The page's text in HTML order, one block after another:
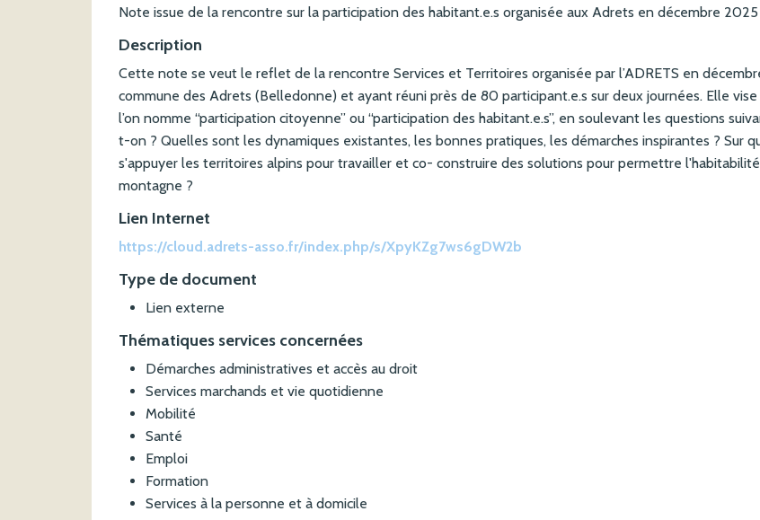
Note issue de la rencontre sur la participation des habitant.e.s organisée aux Adrets en décembre 2025
Description
Cette note se veut le reflet de la rencontre Services et Territoires organisée par l’ADRETS en
commune des Adrets (Belledonne) et ayant réuni près de 80 participant.e.s sur deux journées. Elle
l’on nomme “participation citoyenne” ou “participation des habitant.e.s”, en soulevant les questions
t-on ? Quelles sont les dynamiques existantes, les bonnes pratiques, les démarches inspirantes ? Sur
s'appuyer les territoires alpins pour travailler et co- construire des solutions pour permettre
montagne ?
Lien Internet
https://cloud.adrets-asso.fr/index.php/s/XpyKZg7ws6gDW2b
Type de document
Lien externe
Thématiques services concernées
Démarches administratives et accès au droit
Services marchands et vie quotidienne
Mobilité
Santé
Emploi
Formation
Services à la personne et à domicile